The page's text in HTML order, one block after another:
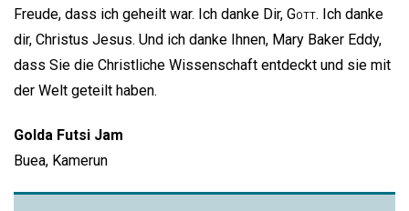
Freude, dass ich geheilt war. Ich danke Dir, Gott. Ich danke
dir, Christus Jesus. Und ich danke Ihnen, Mary Baker Eddy,
dass Sie die Christliche Wissenschaft entdeckt und sie mit
der Welt geteilt haben.
Golda Futsi Jam
Buea, Kamerun